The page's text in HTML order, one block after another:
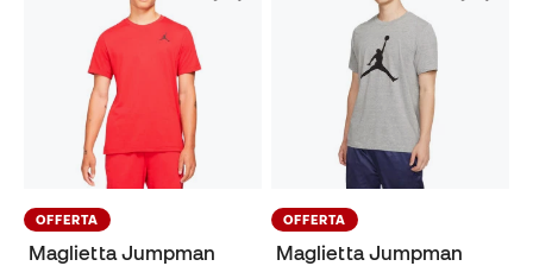
OFFERTA
Maglietta Jumpman
OFFERTA
Maglietta Jumpman